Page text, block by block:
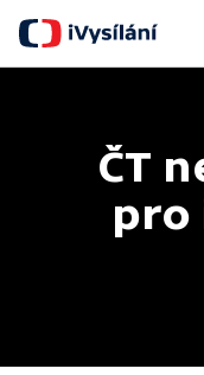
ČT
pro